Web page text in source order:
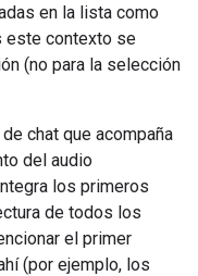
en la lista como
este contexto se
(no para la selección
chat que acompaña
del audio
los primeros
de todos los
el primer
(por ejemplo, los